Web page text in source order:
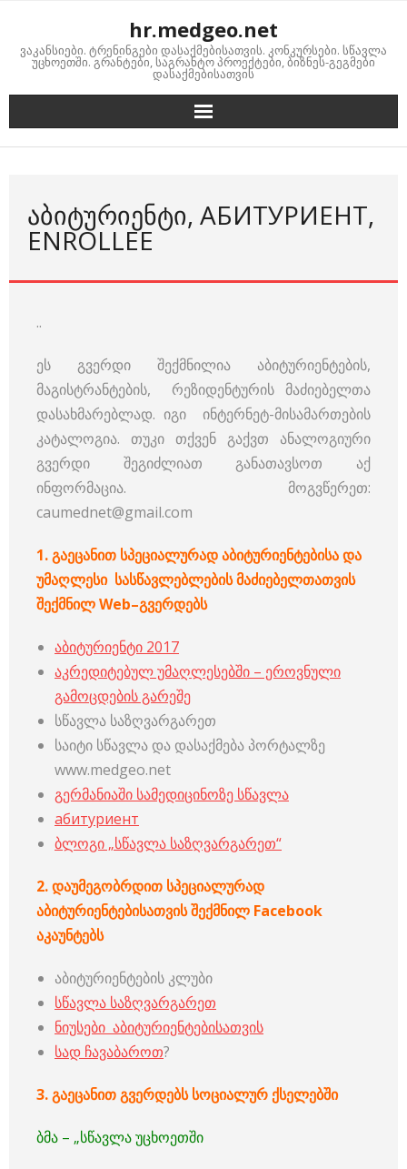
content
hr.medgeo.net
ვაკანსიები. ტრენინგები დასაქმებისათვის. კონკურსები. სწავლა
უცხოეთში. გრანტები, საგრანტო პროექტები, ბიზნეს-გეგმები
დასაქმებისათვის
ᲐᲑᲘᲢᲣᲠᲘᲔᲜᲢᲘ, АБИТУРИЕНТ,
ENROLLEE
..
ეს გვერდი შექმნილია აბიტურიენტების,
მაგისტრანტების, რეზიდენტურის მაძიებელთა
დასახმარებლად. იგი ინტერნეტ-მისამართების
კატალოგია. თუკი თქვენ გაქვთ ანალოგიური
გვერდი შეგიძლიათ განათავსოთ აქ
ინფორმაცია. მოგვწერეთ:
caumednet@gmail.com
1.გაეცანით სპეციალურადაბიტურიენტებისადა
უმაღლესი სასწავლებლებისმაძიებელთათვის
შექმნილWeb–გვერდებს
აბიტურიენტი 2017
აკრედიტებულ უმაღლესებში – ეროვნული
გამოცდების გარეშე
სწავლა საზღვარგარეთ
საიტი სწავლა და დასაქმება პორტალზე
www.medgeo.net
გერმანიაში სამედიცინოზე სწავლა
абитуриент
ბლოგი „სწავლა საზღვარგარეთ“
2.დაუმეგობრდით სპეციალურად
აბიტურიენტებისათვისშექმნილ Facebook
აკაუნტებს
აბიტურიენტების კლუბი
სწავლა საზღვარგარეთ
ნიუსები აბიტურიენტებისათვის
სად ჩავაბაროთ?
3.გაეცანითგვერდებს სოციალურქსელებში
ბმა – „სწავლა უცხოეთში